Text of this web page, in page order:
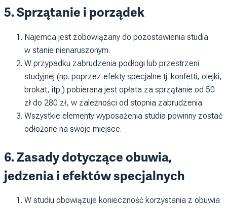
5. Sprzątanie i porządek
Najemca jest zobowiązany do pozostawienia studia
w stanie nienaruszonym.
W przypadku zabrudzenia podłogi lub przestrzeni
studyjnej (np. poprzez efekty specjalne tj. konfetti, olejki,
brokat, itp.) pobierana jest opłata za sprzątanie od 50
zł do 280 zł, w zależności od stopnia zabrudzenia.
Wszystkie elementy wyposażenia studia powinny zostać
odłożone na swoje miejsce.
6. Zasady dotyczące obuwia,
jedzenia i efektów specjalnych
W studiu obowiązuje konieczność korzystania z obuwia